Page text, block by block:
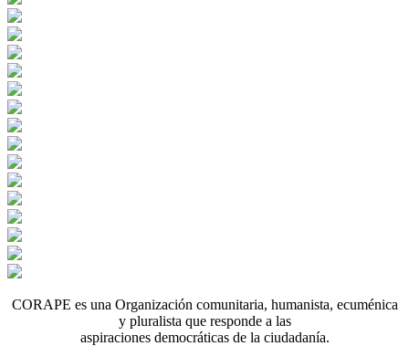
CORAPE es una Organización comunitaria, humanista, ecuménica
y pluralista que responde a las
aspiraciones democráticas de la ciudadanía.